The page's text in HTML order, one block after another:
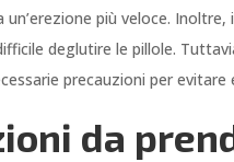
più veloce. Inoltre,
deglutire le pillole.
precauzioni per
da